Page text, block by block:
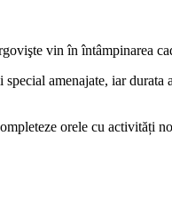
vin în întâmpinarea
amenajate, iar
orele cu activități